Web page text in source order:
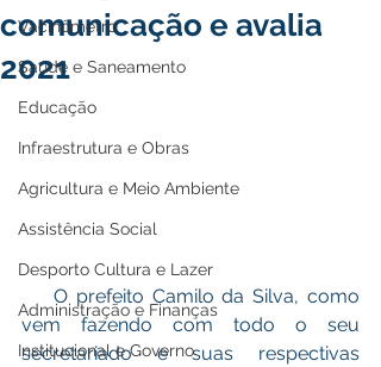
Vacinômetro
Saúde e Saneamento
Educação
Infraestrutura e Obras
Agricultura e Meio Ambiente
Assistência Social
Desporto Cultura e Lazer
Administração e Finanças
Institucional e Governo
comunicação e avalia
2021
    O prefeito Camilo da Silva, como
vem fazendo com todo o seu
secretariado e suas respectivas